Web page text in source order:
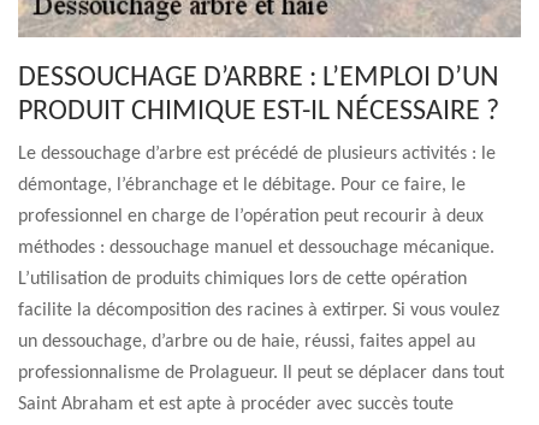
DESSOUCHAGE D’ARBRE : L’EMPLOI D’UN
PRODUIT CHIMIQUE EST-IL NÉCESSAIRE ?
Le dessouchage d’arbre est précédé de plusieurs activités : le
démontage, l’ébranchage et le débitage. Pour ce faire, le
professionnel en charge de l’opération peut recourir à deux
méthodes : dessouchage manuel et dessouchage mécanique.
L’utilisation de produits chimiques lors de cette opération
facilite la décomposition des racines à extirper. Si vous voulez
un dessouchage, d’arbre ou de haie, réussi, faites appel au
professionnalisme de Prolagueur. Il peut se déplacer dans tout
Saint Abraham et est apte à procéder avec succès toute